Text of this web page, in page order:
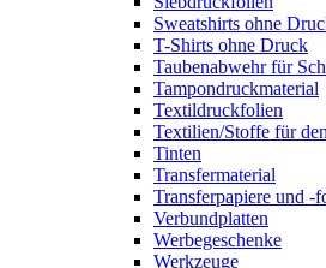
Sweatshirts ohne
T-Shirts ohne Druck
Taubenabwehr für
Tampondruckmaterial
Textildruckfolien
Textilien/Stoffe für
Tinten
Transfermaterial
Transferpapiere und -
Verbundplatten
Werbegeschenke
Werkzeuge